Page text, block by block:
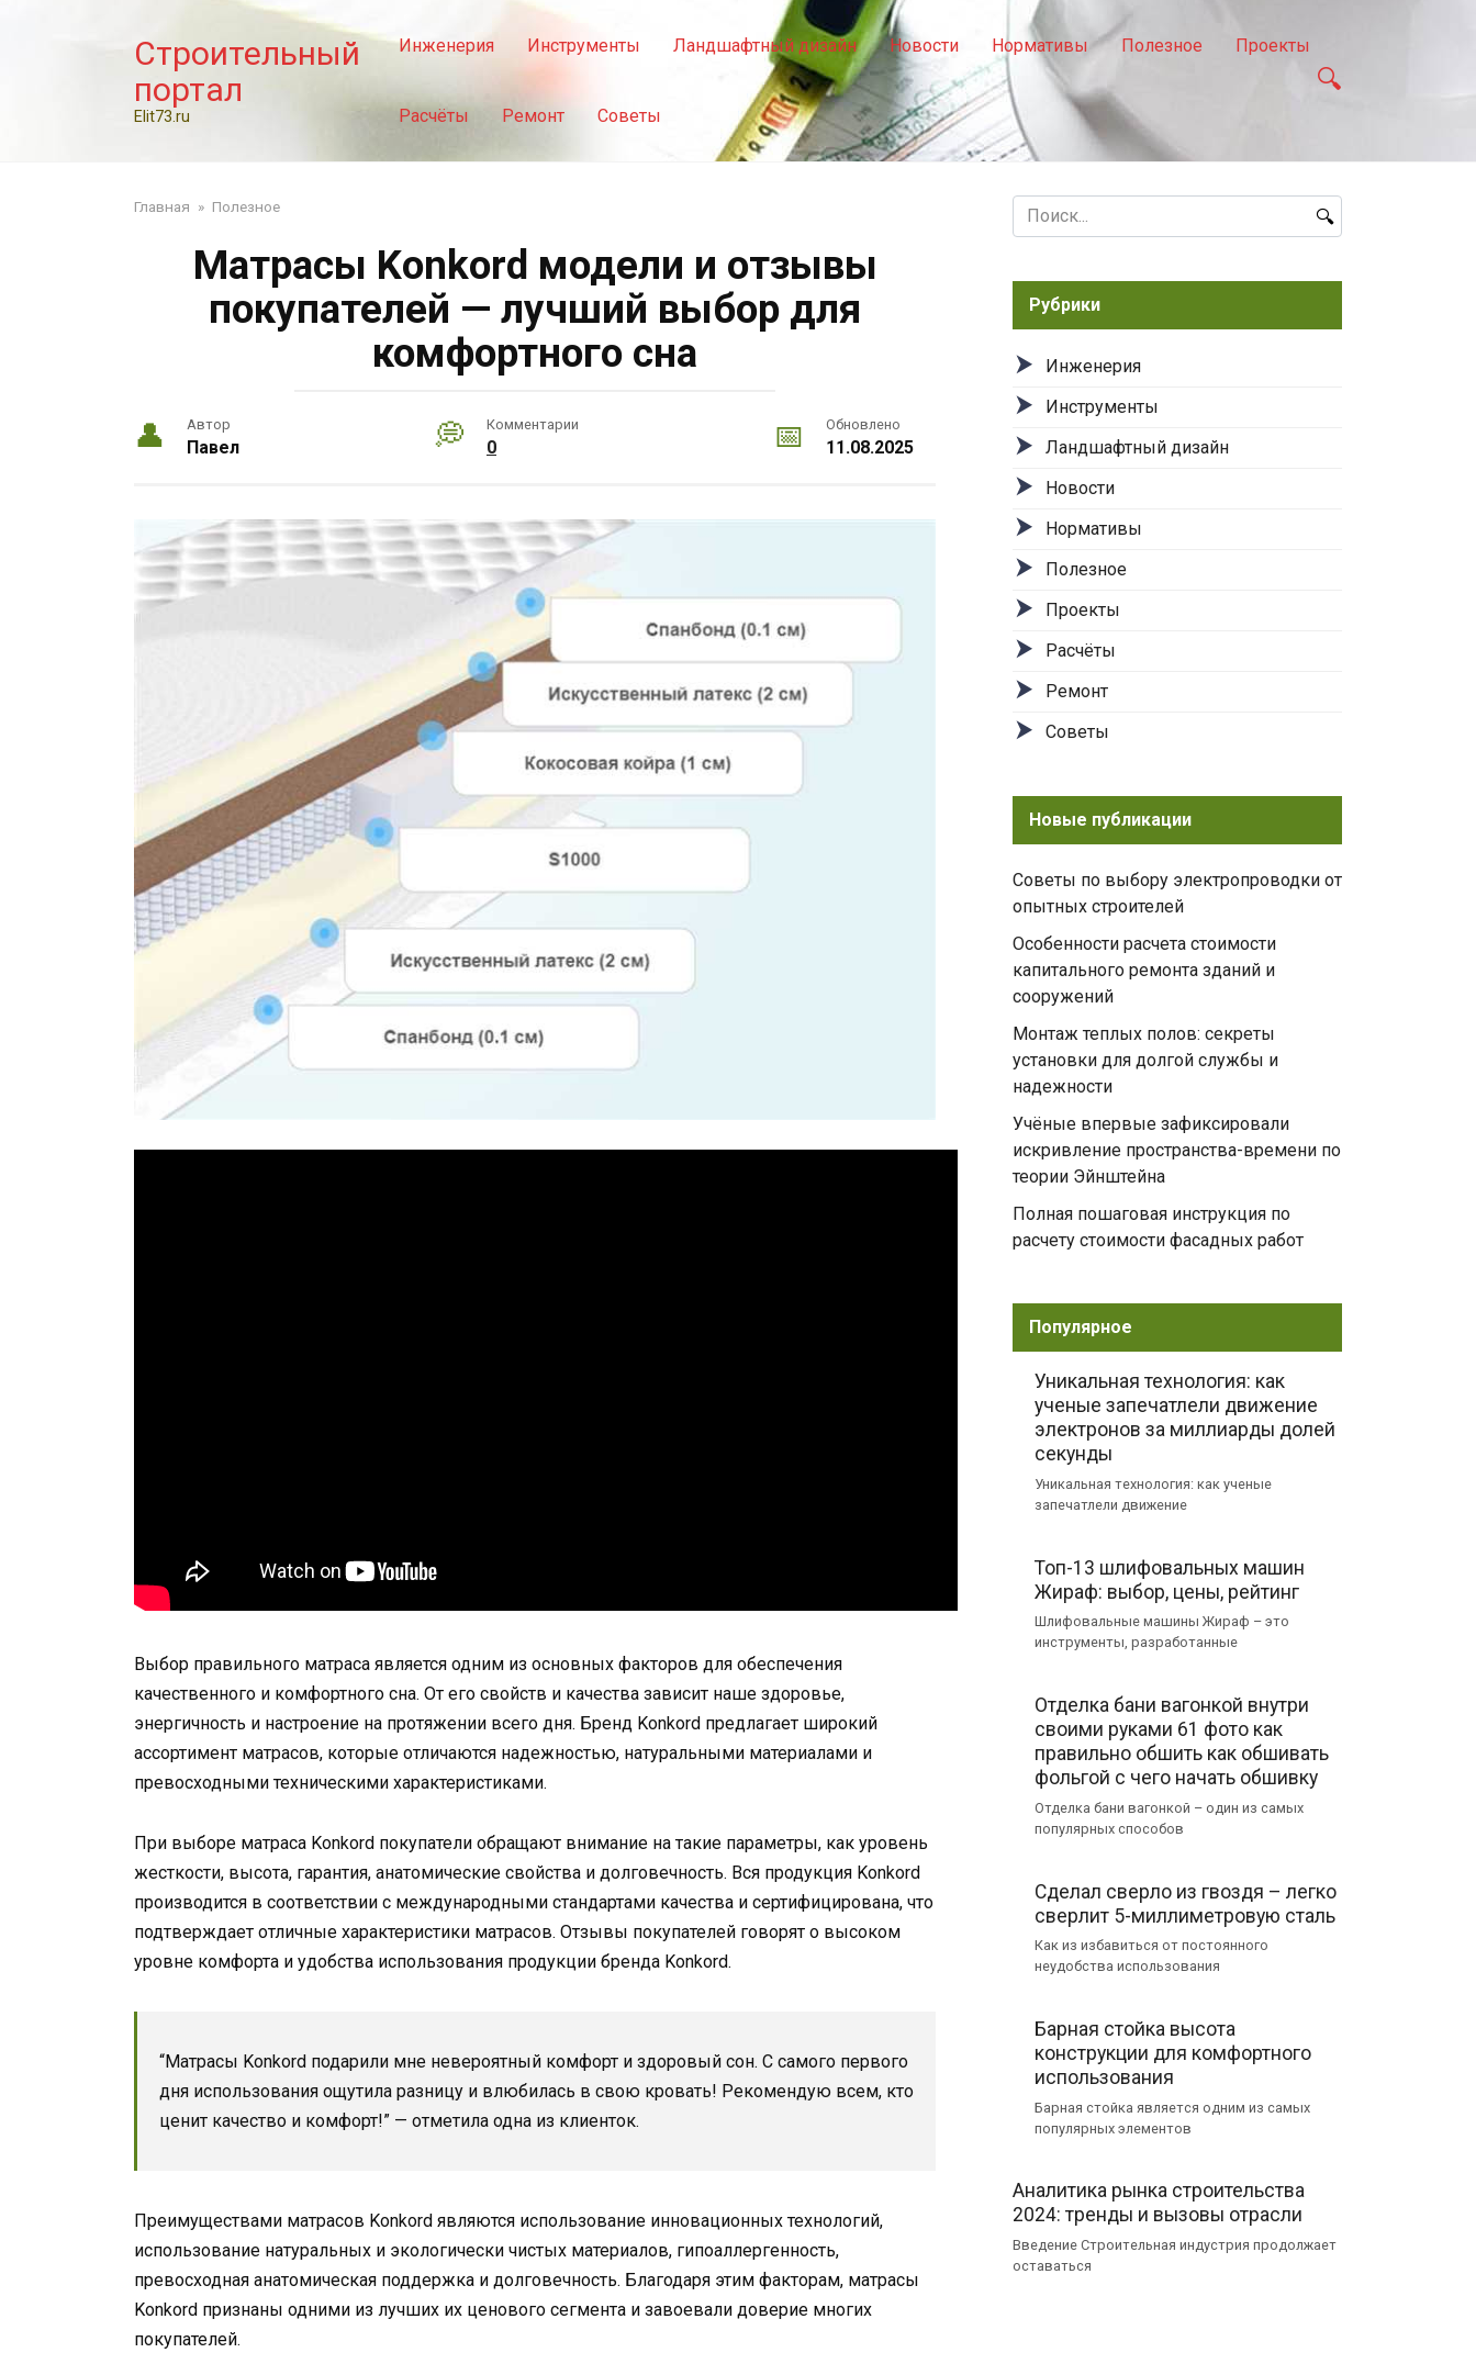
Строительный
портал
Elit73.ru
Инженерия Инструменты Ландшафтный дизайн Новости Нормативы Полезное Проекты
Расчёты Ремонт Советы
Главная » Полезное
Матрасы Konkord модели и отзывы
покупателей — лучший выбор для
комфортного сна
Автор
Павел
Комментарии
0
Обновлено
11.08.2025
Выбор правильного матраса является одним из основных факторов для обеспечения
качественного и комфортного сна. От его свойств и качества зависит наше здоровье,
энергичность и настроение на протяжении всего дня. Бренд Konkord предлагает широкий
ассортимент матрасов, которые отличаются надежностью, натуральными материалами и
превосходными техническими характеристиками.
При выборе матраса Konkord покупатели обращают внимание на такие параметры, как уровень
жесткости, высота, гарантия, анатомические свойства и долговечность. Вся продукция Konkord
производится в соответствии с международными стандартами качества и сертифицирована, что
подтверждает отличные характеристики матрасов. Отзывы покупателей говорят о высоком
уровне комфорта и удобства использования продукции бренда Konkord.
“Матрасы Konkord подарили мне невероятный комфорт и здоровый сон. С самого первого
дня использования ощутила разницу и влюбилась в свою кровать! Рекомендую всем, кто
ценит качество и комфорт!” — отметила одна из клиенток.
Преимуществами матрасов Konkord являются использование инновационных технологий,
использование натуральных и экологически чистых материалов, гипоаллергенность,
превосходная анатомическая поддержка и долговечность. Благодаря этим факторам, матрасы
Konkord признаны одними из лучших их ценового сегмента и завоевали доверие многих
покупателей.
Search
for:
Рубрики
Инженерия
Инструменты
Ландшафтный дизайн
Новости
Нормативы
Полезное
Проекты
Расчёты
Ремонт
Советы
Новые публикации
Советы по выбору электропроводки от
опытных строителей
Особенности расчета стоимости
капитального ремонта зданий и
сооружений
Монтаж теплых полов: секреты
установки для долгой службы и
надежности
Учёные впервые зафиксировали
искривление пространства-времени по
теории Эйнштейна
Полная пошаговая инструкция по
расчету стоимости фасадных работ
Популярное
Уникальная технология: как
ученые запечатлели движение
электронов за миллиарды долей
секунды
Уникальная технология: как ученые
запечатлели движение
Топ-13 шлифовальных машин
Жираф: выбор, цены, рейтинг
Шлифовальные машины Жираф – это
инструменты, разработанные
Отделка бани вагонкой внутри
своими руками 61 фото как
правильно обшить как обшивать
фольгой с чего начать обшивку
Отделка бани вагонкой – один из самых
популярных способов
Сделал сверло из гвоздя – легко
сверлит 5-миллиметровую сталь
Как из избавиться от постоянного
неудобства использования
Барная стойка высота
конструкции для комфортного
использования
Барная стойка является одним из самых
популярных элементов
Аналитика рынка строительства
2024: тренды и вызовы отрасли
Введение Строительная индустрия продолжает
оставаться